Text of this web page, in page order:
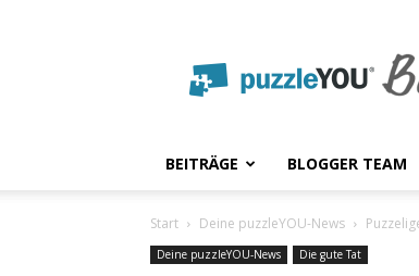
Blog
BEITRÄGE BLOGGER TEAM
Start Deine puzzleYOU-News
Deine puzzleYOU-News Die gute Tat